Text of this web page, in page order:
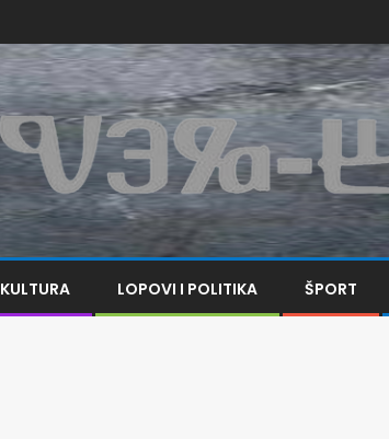
KULTURA LOPOVI I POLITIKA ŠPORT